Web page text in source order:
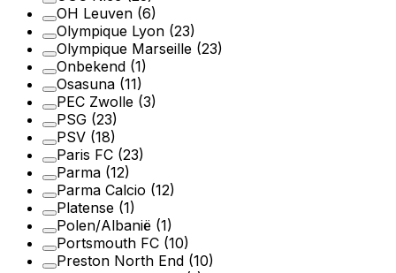
OH Leuven (6)
Olympique Lyon (23)
Olympique Marseille (23)
Onbekend (1)
Osasuna (11)
PEC Zwolle (3)
PSG (23)
PSV (18)
Paris FC (23)
Parma (12)
Parma Calcio (12)
Platense (1)
Polen/Albanië (1)
Portsmouth FC (10)
Preston North End (10)